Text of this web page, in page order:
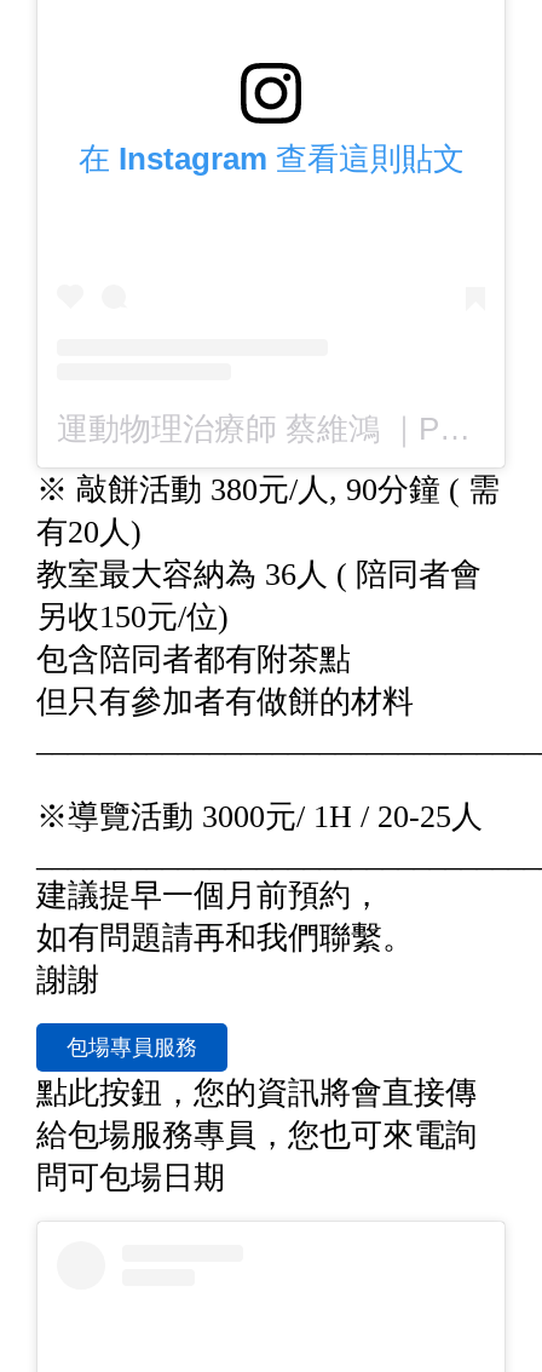
在 Instagram 查看這則貼文
運動物理治療師 蔡維鴻 ｜PT Victor Tsai（@pt_victortsai）分享的貼文
※ 敲餅活動 380元/人, 90分鐘 ( 需
有20人)
教室最大容納為 36人 ( 陪同者會
另收150元/位)
包含陪同者都有附茶點
但只有參加者有做餅的材料
※導覽活動 3000元/ 1H / 20-25人
建議提早一個月前預約，
如有問題請再和我們聯繫。
謝謝
包場專員服務
點此按鈕，您的資訊將會直接傳
給包場服務專員，您也可來電詢
問可包場日期